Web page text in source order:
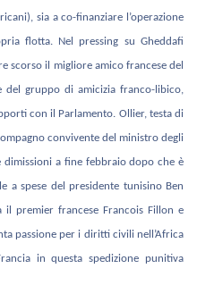
sia a co-finanziare l’operazione
flotta. Nel pressing su Gheddafi
scorso il migliore amico francese del
del gruppo di amicizia franco-libico,
con il Parlamento. Ollier, testa di
convivente del ministro degli
a fine febbraio dopo che è
a spese del presidente tunisino Ben
il premier francese Francois Fillon e
passione per i diritti civili nell’Africa
in questa spedizione punitiva